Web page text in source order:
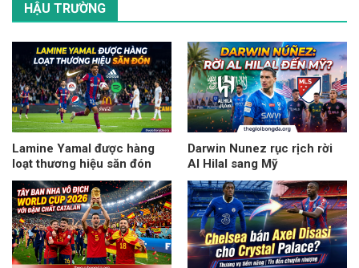
HẬU TRƯỜNG
Lamine Yamal được hàng
loạt thương hiệu săn đón
Darwin Nunez rục rịch rời
Al Hilal sang Mỹ